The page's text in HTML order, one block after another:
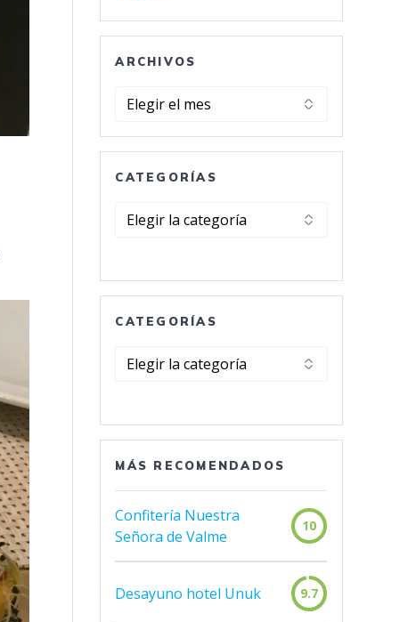
ARCHIVOS
Archivos
CATEGORÍAS
Categorías
CATEGORÍAS
Categorías
MÁS RECOMENDADOS
Confitería Nuestra
Señora de Valme
10
Desayuno hotel Unuk 9.7